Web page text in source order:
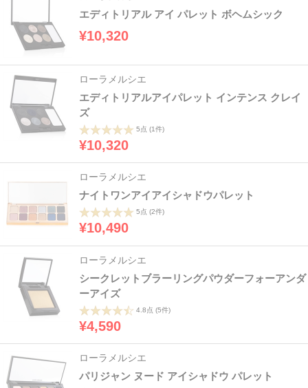
エディトリアル アイ パレット ボヘムシック
¥10,320
ローラメルシエ
エディトリアルアイパレット インテンス クレイ
ズ
5点 (1件)
¥10,320
ローラメルシエ
ナイトワンアイアイシャドウパレット
5点 (2件)
¥10,490
ローラメルシエ
シークレットブラーリングパウダーフォーアンダ
ーアイズ
4.8点 (5件)
¥4,590
ローラメルシエ
パリジャン ヌード アイシャドウ パレット